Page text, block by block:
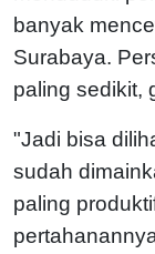
banyak
Surabaya.
paling sedikit,
"Jadi bisa
sudah
paling